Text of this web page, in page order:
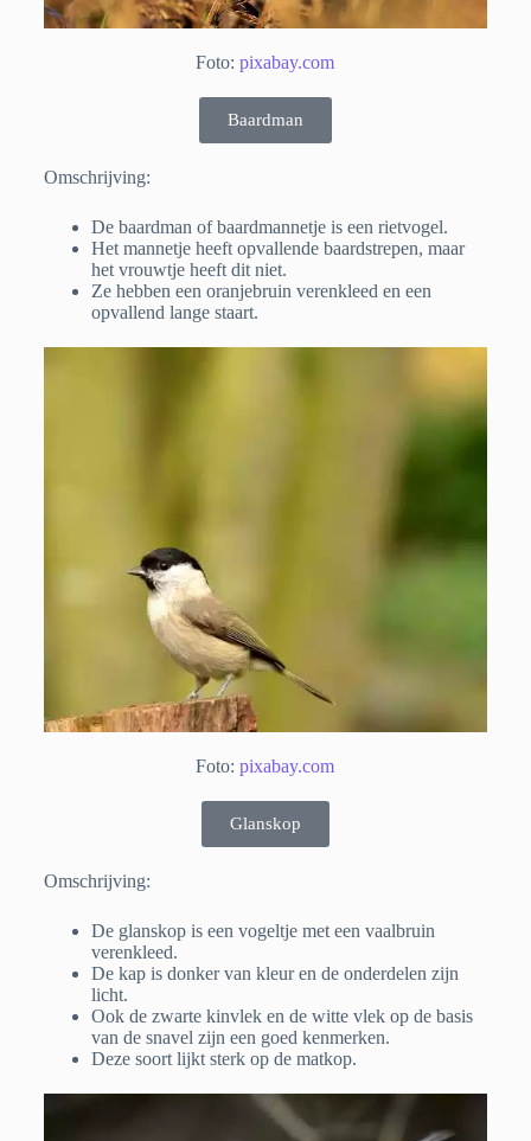
Foto:pixabay.com
Baardman
Omschrijving:
De baardman of baardmannetje is een rietvogel.
Het mannetje heeft opvallende baardstrepen, maar
het vrouwtje heeft dit niet.
Ze hebben een oranjebruin verenkleed en een
opvallend lange staart.
Foto:pixabay.com
Glanskop
Omschrijving:
De glanskop is een vogeltje met een vaalbruin
verenkleed.
De kap is donker van kleur en de onderdelen zijn
licht.
Ook de zwarte kinvlek en de witte vlek op de basis
van de snavel zijn een goed kenmerken.
Deze soort lijkt sterk op de matkop.